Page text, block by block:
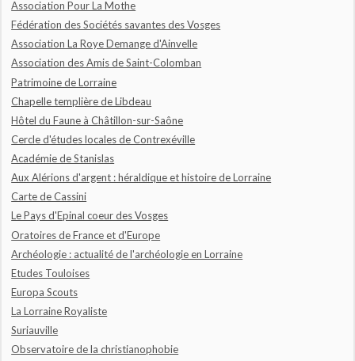
Association Pour La Mothe
Fédération des Sociétés savantes des Vosges
Association La Roye Demange d'Ainvelle
Association des Amis de Saint-Colomban
Patrimoine de Lorraine
Chapelle templière de Libdeau
Hôtel du Faune à Châtillon-sur-Saône
Cercle d'études locales de Contrexéville
Académie de Stanislas
Aux Alérions d'argent : héraldique et histoire de Lorraine
Carte de Cassini
Le Pays d'Epinal coeur des Vosges
Oratoires de France et d'Europe
Archéologie : actualité de l'archéologie en Lorraine
Etudes Touloises
Europa Scouts
La Lorraine Royaliste
Suriauville
Observatoire de la christianophobie